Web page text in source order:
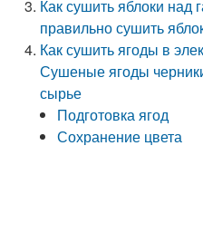
Как сушить яблоки над
правильно сушить
Как сушить ягоды в
Сушеные ягоды
сырье
Подготовка ягод
Сохранение цвета